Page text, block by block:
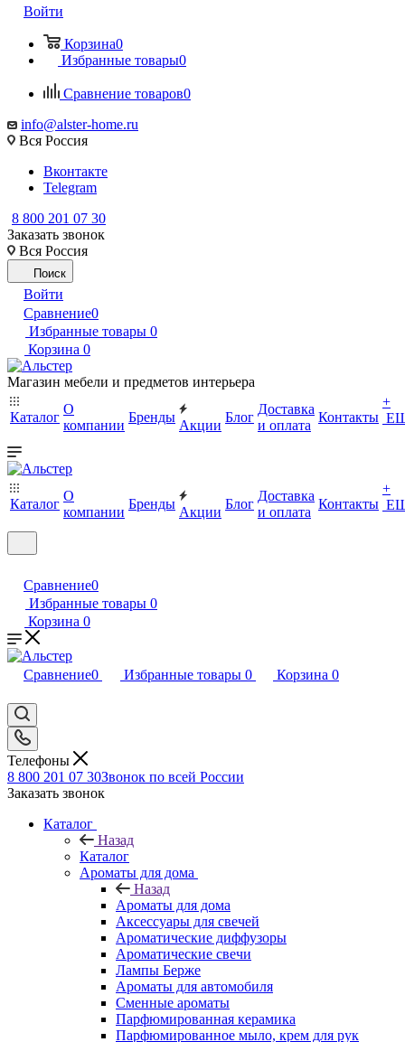
Войти
Корзина0
Избранные товары0
Сравнение товаров0
info@alster-home.ru
Вся Россия
Вконтакте
Telegram
8 800 201 07 30
Заказать звонок
Вся Россия
Поиск
Войти
Сравнение0
Избранные товары 0
Корзина 0
Магазин мебели и предметов интерьера
Каталог
О
компании
Бренды
Акции
Блог
Доставка
и оплата
Контакты
+
Каталог
О
компании
Бренды
Акции
Блог
Доставка
и оплата
Контакты
+
Сравнение0
Избранные товары 0
Корзина 0
Сравнение0 Избранные товары 0 Корзина 0
Телефоны
8 800 201 07 30Звонок по всей России
Заказать звонок
Каталог
Назад
Каталог
Ароматы для дома
Назад
Ароматы для дома
Аксессуары для свечей
Ароматические диффузоры
Ароматические свечи
Лампы Берже
Ароматы для автомобиля
Сменные ароматы
Парфюмированная керамика
Парфюмированное мыло, крем для рук